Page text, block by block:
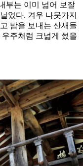
부는 이미 넓어 보잘
었다. 겨우 나뭇가지
밤을 보내는 산새들
주처럼 크넓게 썼을